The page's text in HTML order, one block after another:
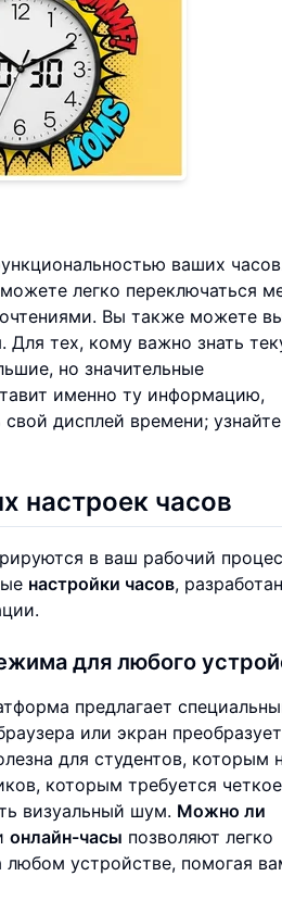
ваших
легко переключаться
Вы также можете
Для тех, кому важно знать
но значительные
именно ту информацию,
дисплей времени; узнайте
настроек часов
в ваш рабочий
настройки часов,
для любого
предлагает
или экран
для студентов, которым
которым требуется четкое
визуальный шум. Можно ли
онлайн-часы позволяют легко
устройстве, помогая